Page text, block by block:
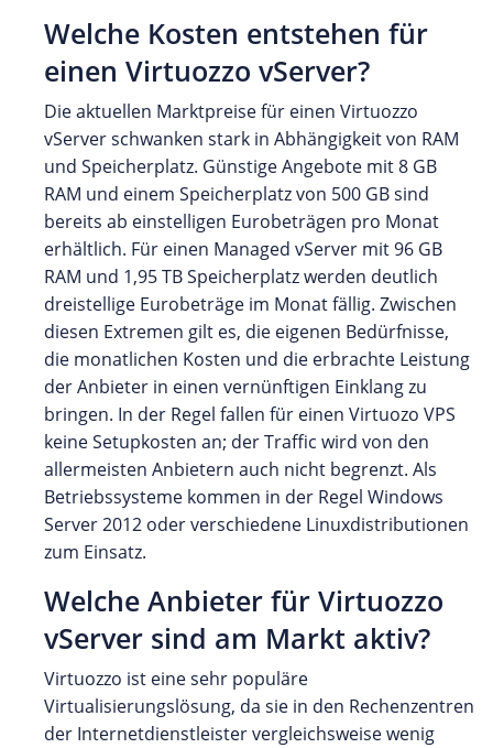
Welche Kosten entstehen für
einen Virtuozzo vServer?
Die aktuellen Marktpreise für einen Virtuozzo
vServer schwanken stark in Abhängigkeit von RAM
und Speicherplatz. Günstige Angebote mit 8 GB
RAM und einem Speicherplatz von 500 GB sind
bereits ab einstelligen Eurobeträgen pro Monat
erhältlich. Für einen Managed vServer mit 96 GB
RAM und 1,95 TB Speicherplatz werden deutlich
dreistellige Eurobeträge im Monat fällig. Zwischen
diesen Extremen gilt es, die eigenen Bedürfnisse,
die monatlichen Kosten und die erbrachte Leistung
der Anbieter in einen vernünftigen Einklang zu
bringen. In der Regel fallen für einen Virtuozo VPS
keine Setupkosten an; der Traffic wird von den
allermeisten Anbietern auch nicht begrenzt. Als
Betriebssysteme kommen in der Regel Windows
Server 2012 oder verschiedene Linuxdistributionen
zum Einsatz.
Welche Anbieter für Virtuozzo
vServer sind am Markt aktiv?
Virtuozzo ist eine sehr populäre
Virtualisierungslösung, da sie in den Rechenzentren
der Internetdienstleister vergleichsweise wenig